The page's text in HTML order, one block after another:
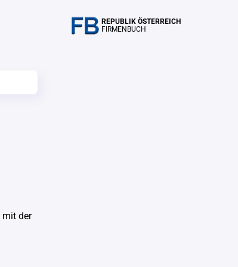
REPUBLIK ÖSTERREICH
FIRMENBUCH
mit der